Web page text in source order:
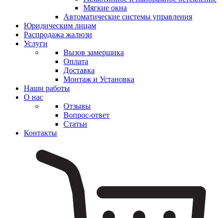
Мягкие окна
Автоматические системы управления
Юридическим лицам
Распродажа жалюзи
Услуги
Вызов замерщика
Оплата
Доставка
Монтаж и Установка
Наши работы
О нас
Отзывы
Вопрос-ответ
Статьи
Контакты